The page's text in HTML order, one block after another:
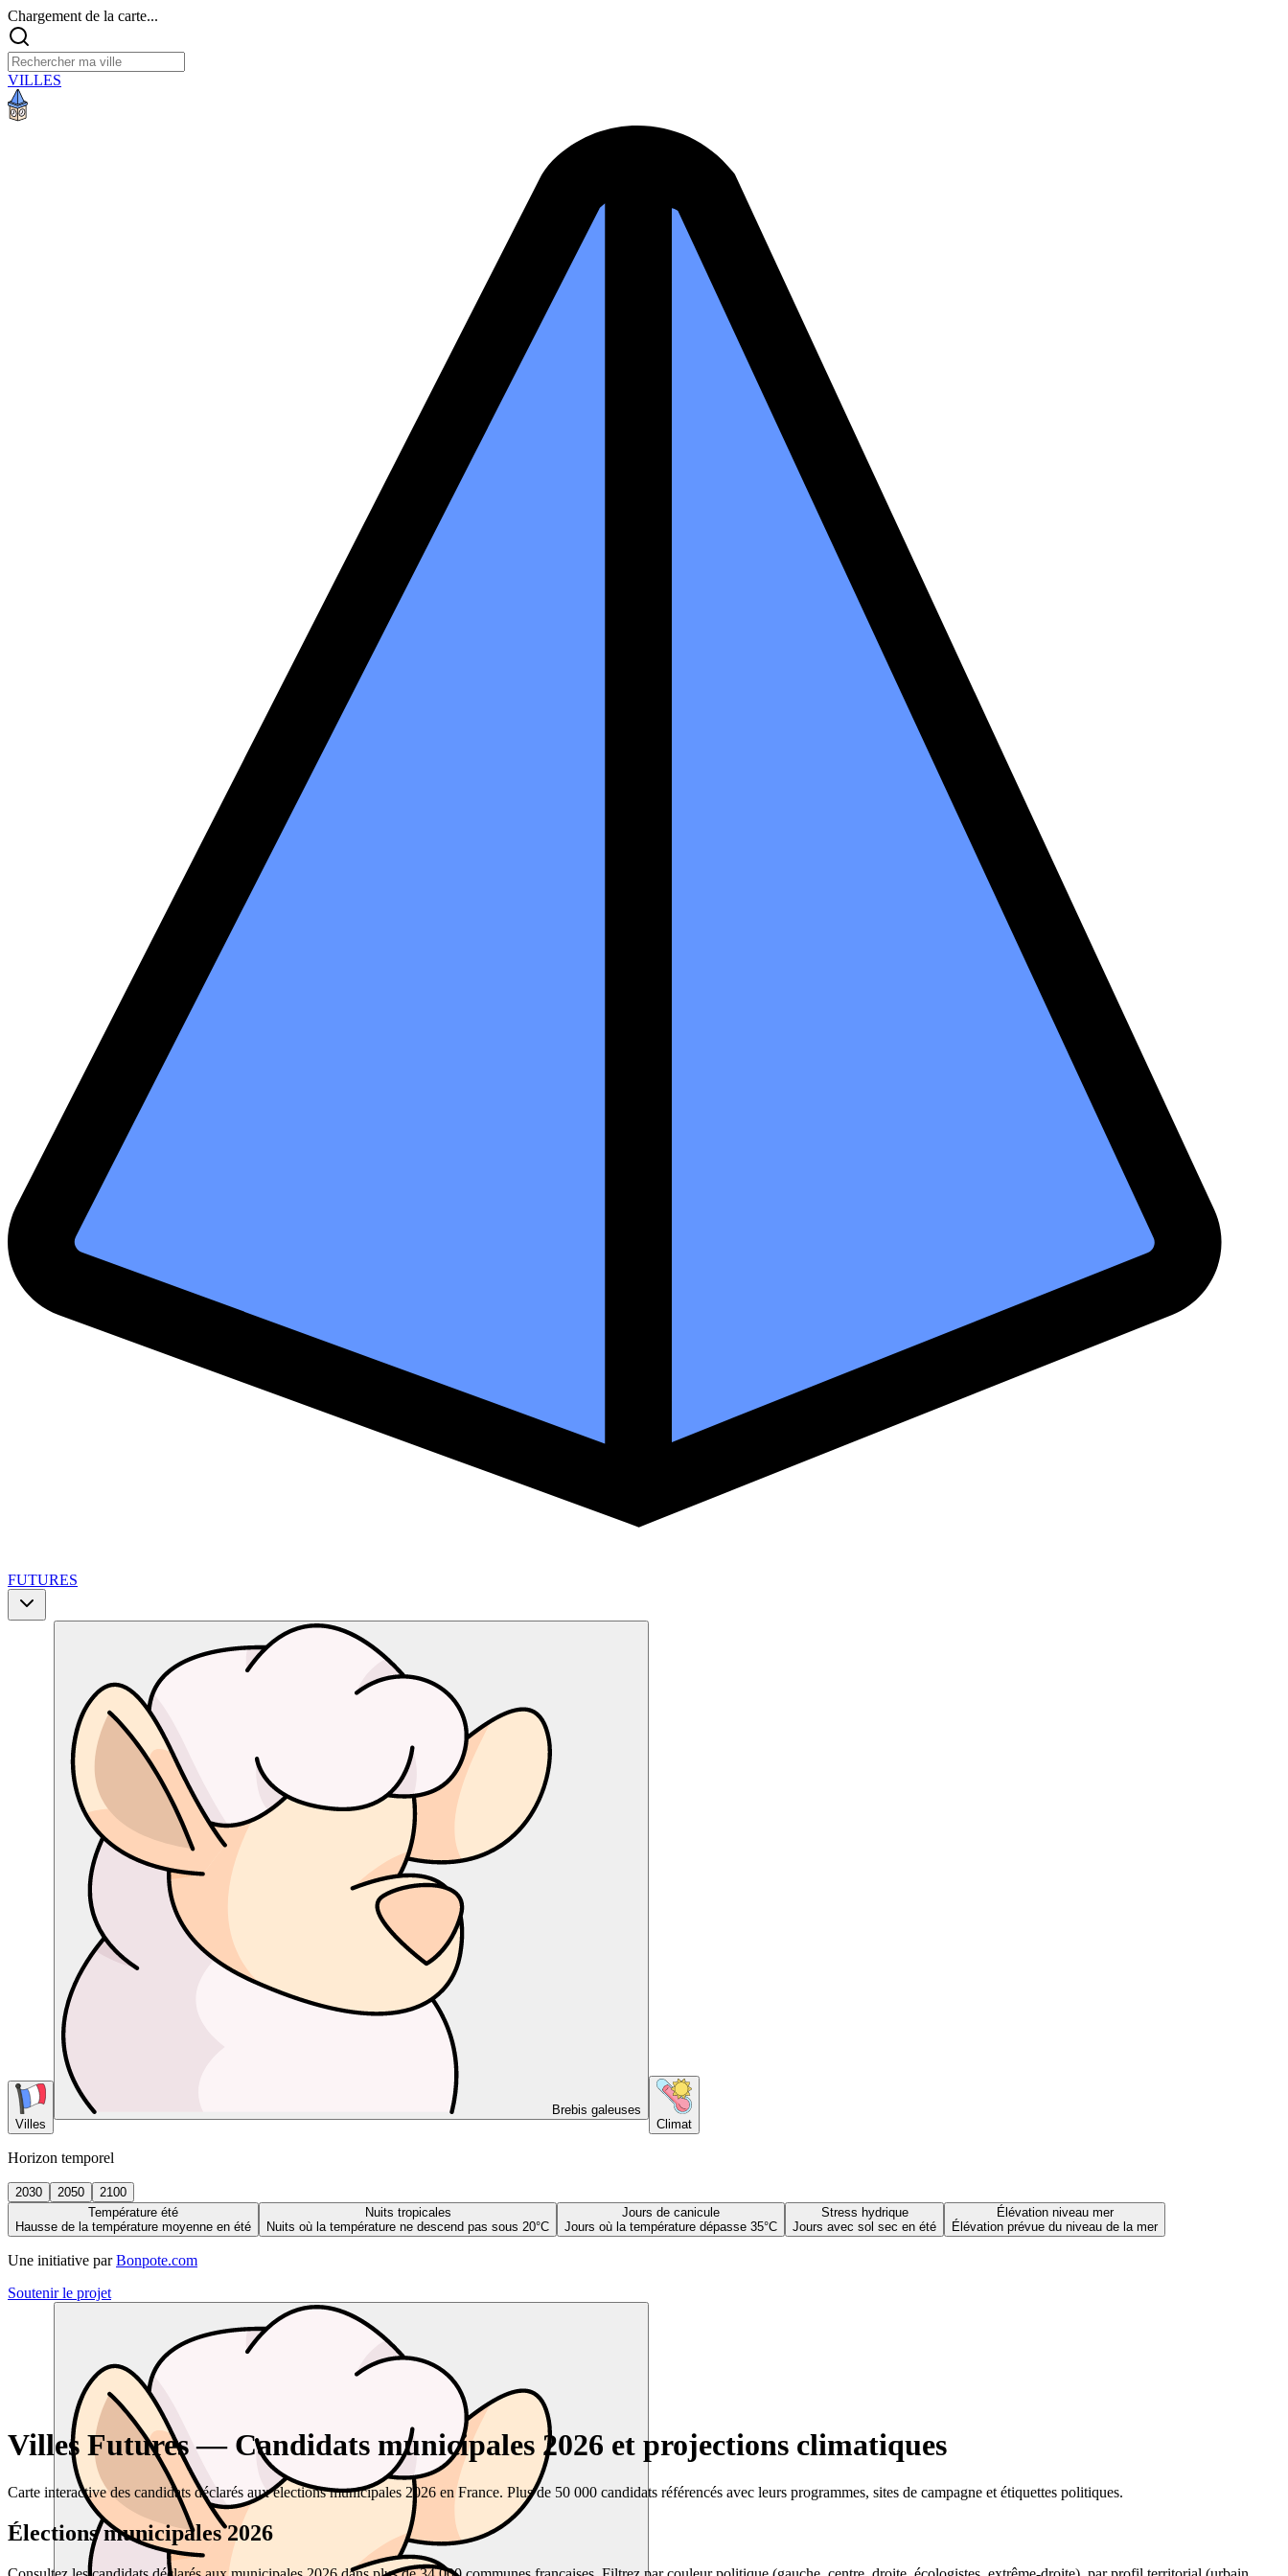
Chargement de la carte...
VILLES
FUTURES
Villes
Brebis galeuses
Climat
Horizon temporel
2030 2050
2100
Température été
Hausse de la température moyenne en été
Nuits tropicales
Nuits où la température ne descend pas sous 20°C
Jours de canicule
Jours où la température dépasse 35°C
Stress hydrique
Jours avec sol sec en été
Élévation niveau mer
Élévation prévue du niveau de la mer
Une initiative par Bonpote.com
Soutenir le projet
Villes Futures — Candidats municipales 2026 et projections climatiques
Carte interactive des candidats déclarés aux élections municipales 2026 en France. Plus de 50 000 candidats référencés avec leurs programmes, sites de campagne et étiquettes politiques.
Élections municipales 2026